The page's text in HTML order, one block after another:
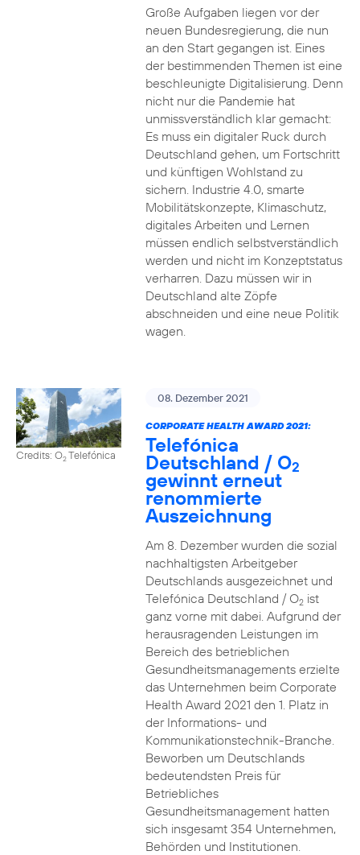
Große Aufgaben liegen vor der
neuen Bundesregierung, die nun
an den Start gegangen ist. Eines
der bestimmenden Themen ist eine
beschleunigte Digitalisierung. Denn
nicht nur die Pandemie hat
unmissverständlich klar gemacht:
Es muss ein digitaler Ruck durch
Deutschland gehen, um Fortschritt
und künftigen Wohlstand zu
sichern. Industrie 4.0, smarte
Mobilitätskonzepte, Klimaschutz,
digitales Arbeiten und Lernen
müssen endlich selbstverständlich
werden und nicht im Konzeptstatus
verharren. Dazu müssen wir in
Deutschland alte Zöpfe
abschneiden und eine neue Politik
wagen.
Credits: O2Telefónica
08. Dezember 2021
CORPORATE HEALTH AWARD 2021:
Telefónica
Deutschland / O2
gewinnt erneut
renommierte
Auszeichnung
Am 8. Dezember wurden die sozial
nachhaltigsten Arbeitgeber
Deutschlands ausgezeichnet und
Telefónica Deutschland / O2ist
ganz vorne mit dabei. Aufgrund der
herausragenden Leistungen im
Bereich des betrieblichen
Gesundheitsmanagements erzielte
das Unternehmen beim Corporate
Health Award 2021 den 1. Platz in
der Informations- und
Kommunikationstechnik-Branche.
Beworben um Deutschlands
bedeutendsten Preis für
Betriebliches
Gesundheitsmanagement hatten
sich insgesamt 354 Unternehmen,
Behörden und Institutionen.